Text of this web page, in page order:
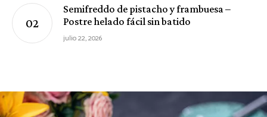
Semifreddo de pistacho y frambuesa –
Postre helado fácil sin batido
julio 22, 2026